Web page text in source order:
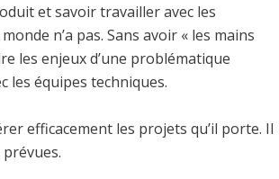
et savoir travailler avec les
n’a pas. Sans avoir « les mains
les enjeux d’une problématique
les équipes techniques.
efficacement les projets qu’il porte. Il